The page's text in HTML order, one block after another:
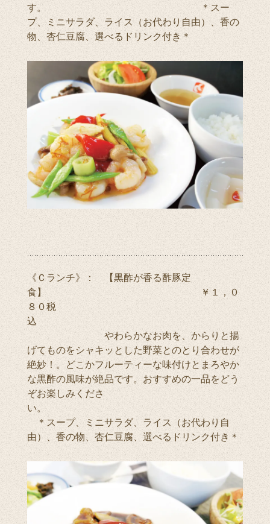
す。 ＊スー
プ、ミニサラダ、ライス（お代わり自由）、香の
物、杏仁豆腐、選べるドリンク付き＊
《Ｃランチ》： 【黒酢が香る酢豚定
食】 ￥１，０
８０税
込
やわらかなお肉を、からりと揚
げてものをシャキッとした野菜とのとり合わせが
絶妙！。どこかフルーティーな味付けとまろやか
な黒酢の風味が絶品です。おすすめの一品をどう
ぞお楽しみくださ
い。
＊スープ、ミニサラダ、ライス（お代わり自
由）、香の物、杏仁豆腐、選べるドリンク付き＊